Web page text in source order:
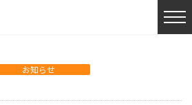
お知らせ